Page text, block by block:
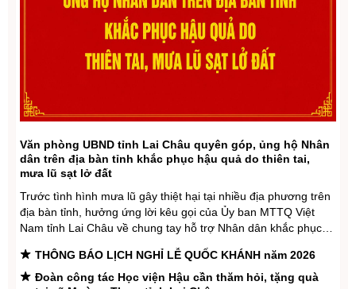
“Điểm du lịch cộng đồng tốt nhất” đối với bản du lịch
cộng đồng Sin Suối Hồ
Pu Sam Cáp điểm đến du lịch hấp dẫn
Tân Phong mùa lê ngọt
Văn phòng UBND tỉnh Lai Châu quyên góp, ủng hộ Nhân
dân trên địa bàn tỉnh khắc phục hậu quả do thiên tai,
mưa lũ sạt lở đất
Trước tình hình mưa lũ gây thiệt hại tại nhiều địa phương trên
địa bàn tỉnh, hưởng ứng lời kêu gọi của Ủy ban MTTQ Việt
Nam tỉnh Lai Châu về chung tay hỗ trợ Nhân dân khắc phục
cho cán bộ, ...
THÔNG BÁO LỊCH NGHỈ LỄ QUỐC KHÁNH năm 2026
Đoàn công tác Học viện Hậu cần thăm hỏi, tặng quà
1701/QĐ-UBND
(Quyết định Về việc công bố thủ tục hành chính được sửa
đổi, bổ sung và phê duyệt Quy trình nội bộ giải quyết trong lĩnh
vực thành lập và hoạt động của hộ kinh doanh thuộc phạm vi
chức năng quản lý của Sở Tài chính)
1705/QĐ-UBND
sung và phê duyệt Quy trình nội bộ giải quyết thủ tục hành chính
trong lĩnh vực đấu thầu lựa chọn nhà đầu tư thuộc phạm vi chức
năng quản lý của Sở Tài chính)
Ngày ban hành: (05/08/2026) - Ngày hiệu lực: (05/08/2026)